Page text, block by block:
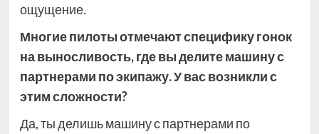
ощущение.
Многие пилоты отмечают специфику гонок
на выносливость, где вы делите машину с
партнерами по экипажу. У вас возникли с
этим сложности?
Да, ты делишь машину с партнерами по